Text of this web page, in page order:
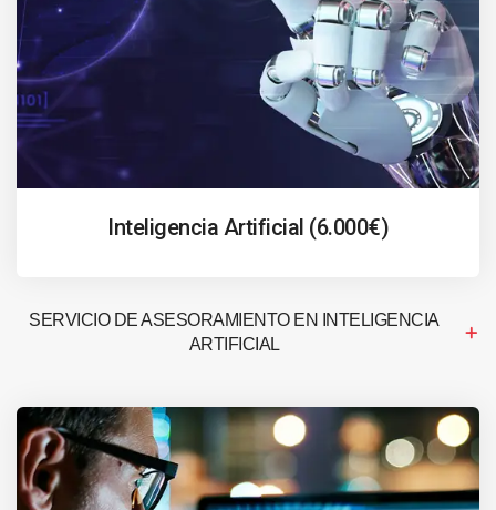
Inteligencia Artificial (6.000€)
SERVICIO DE ASESORAMIENTO EN INTELIGENCIA
ARTIFICIAL